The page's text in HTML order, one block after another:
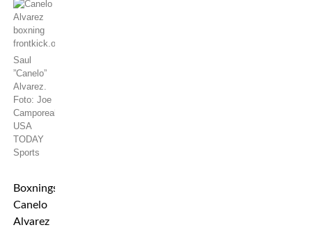
Saul
”Canelo”
Alvarez.
Foto: Joe
Camporeale-
USA
TODAY
Sports
Boxningsikonen
Canelo
Alvarez